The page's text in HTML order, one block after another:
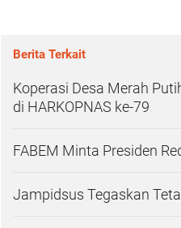
Berita Terkait
Koperasi Desa Merah
di HARKOPNAS ke-79
FABEM Minta Presiden
Jampidsus Tegaskan